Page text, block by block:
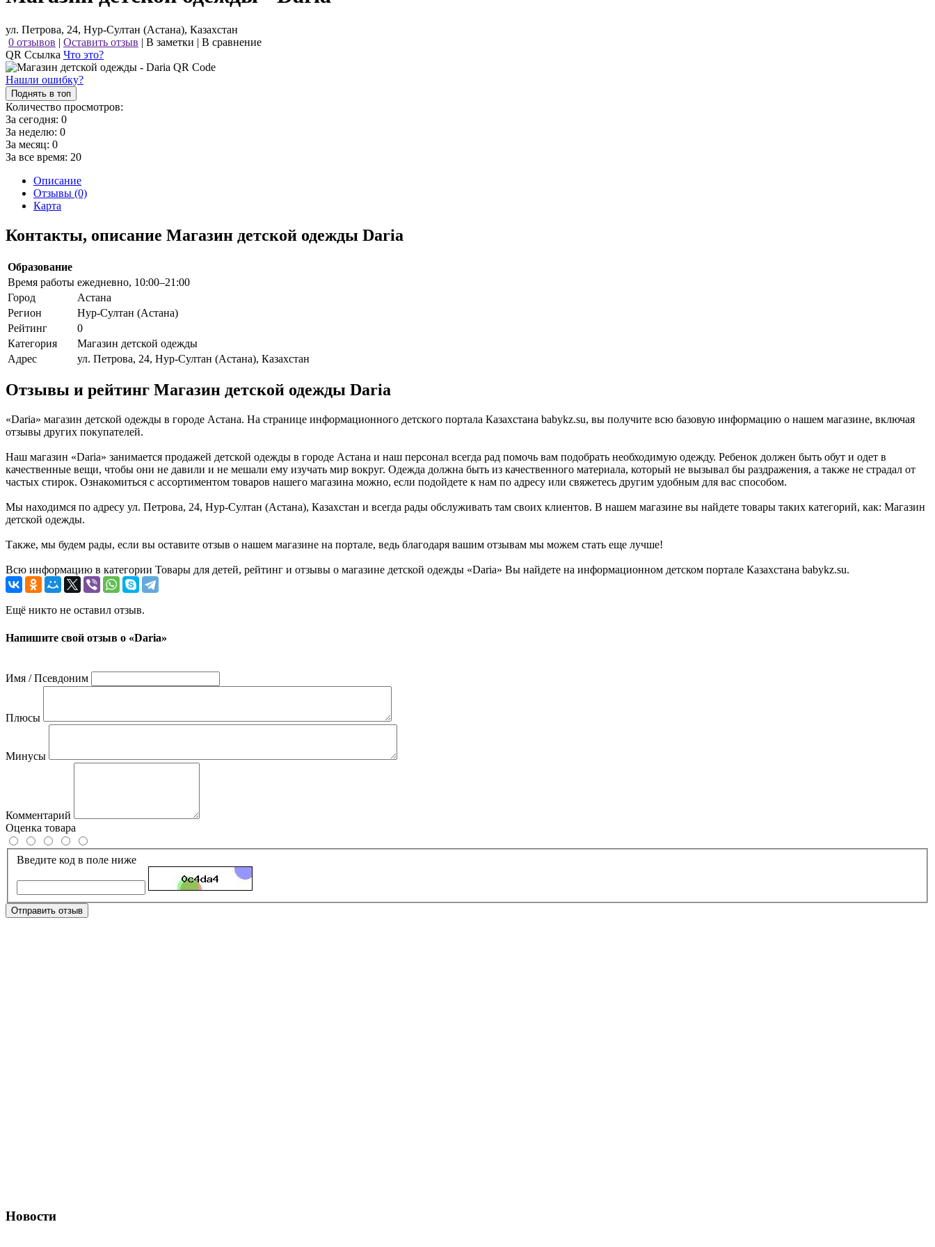
ул. Петрова, 24, Нур-Султан (Астана), Казахстан
0 отзывов | Оставить отзыв | В заметки | В сравнение
QR Ссылка Что это?
Нашли ошибку?
Поднять в топ
Количество просмотров:
За сегодня: 0
За неделю: 0
За месяц: 0
За все время: 20
Описание
Отзывы (0)
Карта
Контакты, описание Магазин детской одежды Daria
Образование
Время работы ежедневно, 10:00–21:00
Город
Астана
Регион
Нур-Султан (Астана)
Рейтинг
0
Категория
Магазин детской одежды
Адрес
ул. Петрова, 24, Нур-Султан (Астана), Казахстан
Отзывы и рейтинг Магазин детской одежды Daria
«Daria» магазин детской одежды в городе Астана. На странице информационного детского портала Казахстана babykz.su, вы получите всю базовую информацию о нашем магазине, включая
отзывы других покупателей.
Наш магазин «Daria» занимается продажей детской одежды в городе Астана и наш персонал всегда рад помочь вам подобрать необходимую одежду. Ребенок должен быть обут и одет в
качественные вещи, чтобы они не давили и не мешали ему изучать мир вокруг. Одежда должна быть из качественного материала, который не вызывал бы раздражения, а также не страдал от
частых стирок. Ознакомиться с ассортиментом товаров нашего магазина можно, если подойдете к нам по адресу или свяжетесь другим удобным для вас способом.
Мы находимся по адресу ул. Петрова, 24, Нур-Султан (Астана), Казахстан и всегда рады обслуживать там своих клиентов. В нашем магазине вы найдете товары таких категорий, как: Магазин
детской одежды.
Также, мы будем рады, если вы оставите отзыв о нашем магазине на портале, ведь благодаря вашим отзывам мы можем стать еще лучше!
Всю информацию в категории Товары для детей, рейтинг и отзывы о магазине детской одежды «Daria» Вы найдете на информационном детском портале Казахстана babykz.su.
Ещё никто не оставил отзыв.
Напишите свой отзыв о «Daria»
Имя / Псевдоним
Плюсы
Минусы
Комментарий
Оценка товара
Введите код в поле ниже
Отправить отзыв
Новости